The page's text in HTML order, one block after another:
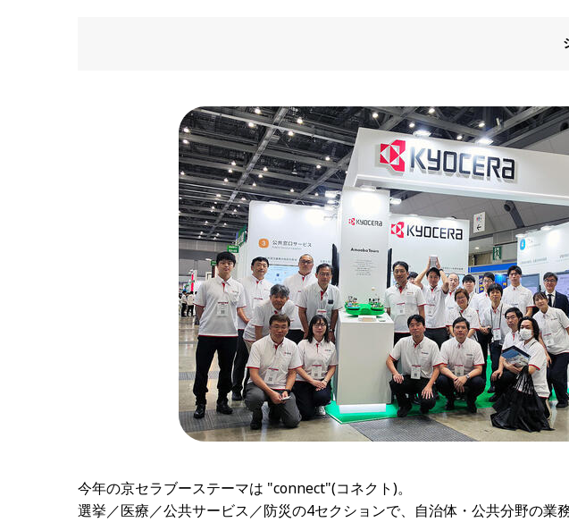
今年の京セラブーステーマは "connect"(コネクト)。
選挙／医療／公共サービス／防災の4セクションで、自治体・公共分野の業